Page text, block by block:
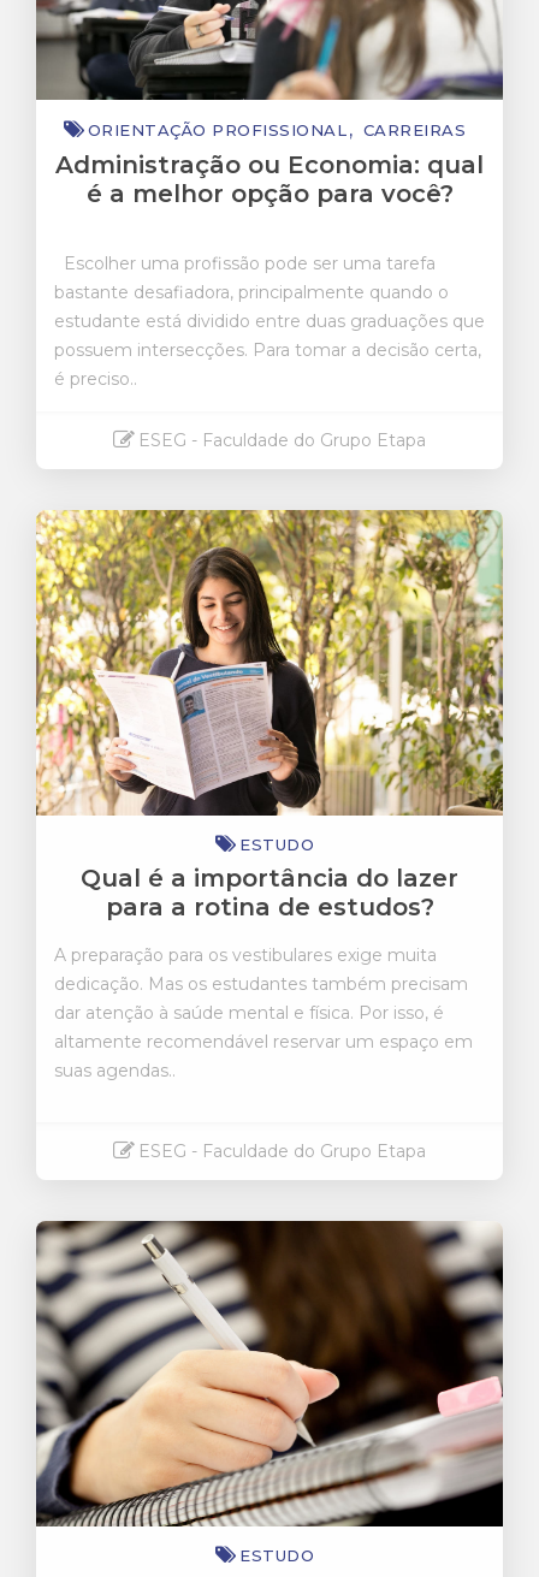
ORIENTAÇÃO PROFISSIONAL CARREIRAS
Administração ou Economia: qual
é a melhor opção para você?
Escolher uma profissão pode ser uma tarefa
bastante desafiadora, principalmente quando o
estudante está dividido entre duas graduações que
possuem intersecções. Para tomar a decisão certa,
é preciso..
ESEG - Faculdade do Grupo Etapa
ESTUDO
Qual é a importância do lazer
para a rotina de estudos?
A preparação para os vestibulares exige muita
dedicação. Mas os estudantes também precisam
dar atenção à saúde mental e física. Por isso, é
altamente recomendável reservar um espaço em
suas agendas..
ESEG - Faculdade do Grupo Etapa
ESTUDO